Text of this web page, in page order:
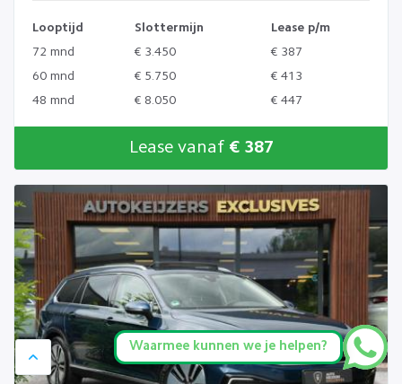
Looptijd Slottermijn
Lease p/m
72 mnd
€ 3.450
€ 387
60 mnd
€ 5.750
€ 413
48 mnd
€ 8.050 € 447
Lease vanaf € 387
Waarmee kunnen we je helpen?